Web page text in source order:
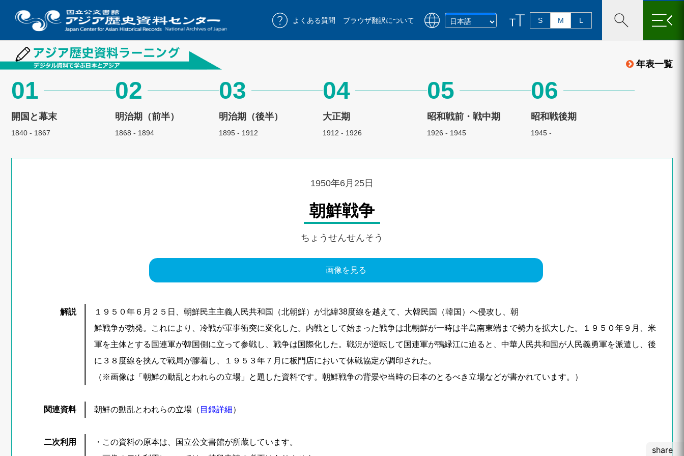
よくある質問 ブラウザ翻訳について S M L
×
年表一覧
01
開国と幕末
1840 - 1867
02
明治期（前半）
1868 - 1894
03
明治期（後半）
1895 - 1912
04
大正期
1912 - 1926
05
昭和戦前・戦中期
1926 - 1945
06
昭和戦後期
1945 -
1950年6月25日
朝鮮戦争
ちょうせんせんそう
画像を見る
解説
１９５０年６月２５日、朝鮮民主主義人民共和国（北朝鮮）が北緯38度線を越えて、大韓民国（韓国）へ侵攻し、朝
鮮戦争が勃発。これにより、冷戦が軍事衝突に変化した。内戦として始まった戦争は北朝鮮が一時は半島南東端まで勢力を拡大した。１９５０年９月、米
軍を主体とする国連軍が韓国側に立って参戦し、戦争は国際化した。戦況が逆転して国連軍が鴨緑江に迫ると、中華人民共和国が人民義勇軍を派遣し、後
に３８度線を挟んで戦局が膠着し、１９５３年７月に板門店において休戦協定が調印された。
（※画像は「朝鮮の動乱とわれらの立場」と題した資料です。朝鮮戦争の背景や当時の日本のとるべき立場などが書かれています。）
関連資料 朝鮮の動乱とわれらの立場（ 目録詳細）
二次利用
・この資料の原本は、国立公文書館が所蔵しています。
share